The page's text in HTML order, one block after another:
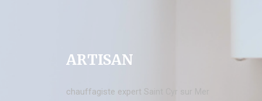
ARTISAN
chauffagiste expert Saint Cyr sur Mer